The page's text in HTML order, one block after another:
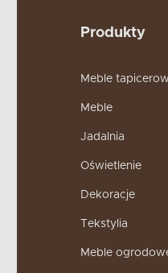
Produkty
Meble
Meble
Jadalnia
Oświetlenie
Dekoracje
Tekstylia
Meble